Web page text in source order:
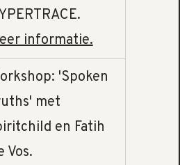
informatie.
'Spoken
met
en Fatih
Vos.